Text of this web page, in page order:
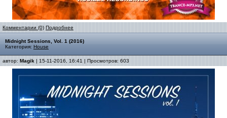
Комментарии (0) Подробнее
Midnight Sessions, Vol. 1 (2016)
Категория: House
автор: Magik | 15-11-2016, 16:41 | Просмотров: 603